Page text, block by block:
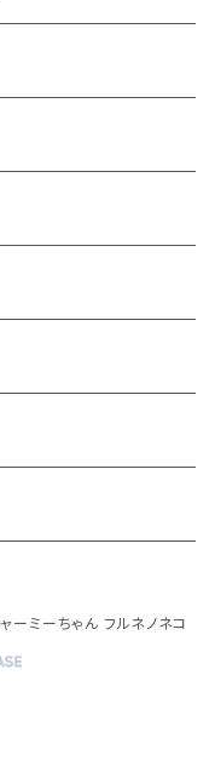
ミーちゃん フルネノネコ